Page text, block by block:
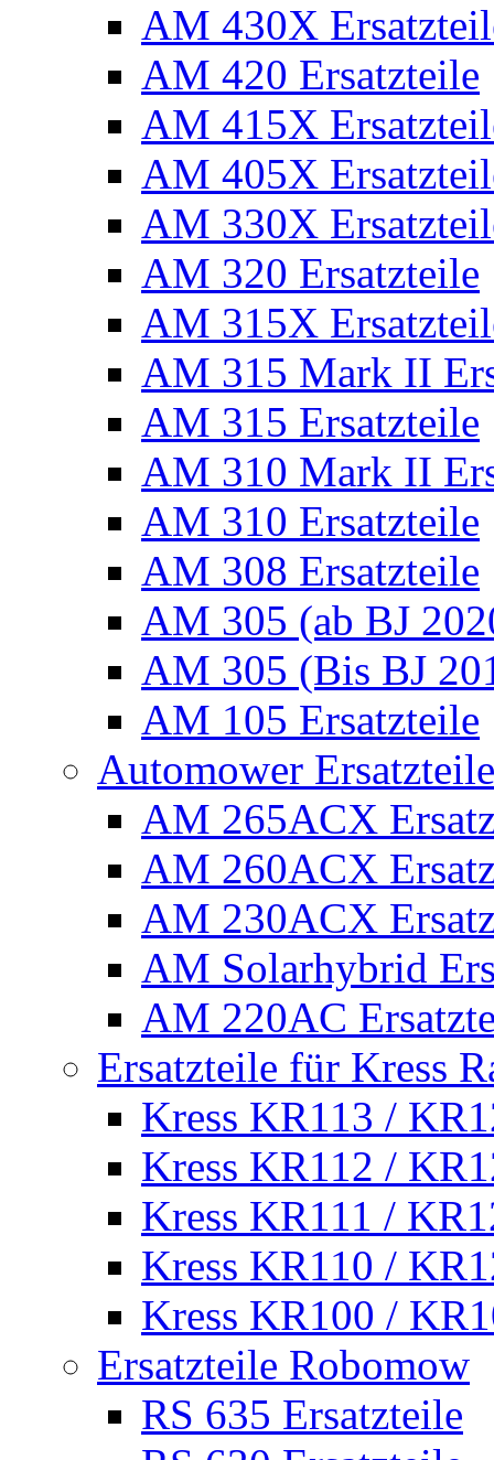
AM 430X
AM 420 Ersatzteile
AM 415X
AM 405X
AM 330X
AM 320 Ersatzteile
AM 315X
AM 315 Mark II
AM 315 Ersatzteile
AM 310 Mark II
AM 310 Ersatzteile
AM 308 Ersatzteile
AM 305 (ab BJ
AM 305 (Bis BJ
AM 105 Ersatzteile
Automower
AM 265ACX
AM 260ACX
AM 230ACX
AM Solarhybrid
AM 220AC
Ersatzteile für Kress
Kress KR113 /
Kress KR112 /
Kress KR111 /
Kress KR110 /
Kress KR100 /
Ersatzteile Robomow
RS 635 Ersatzteile